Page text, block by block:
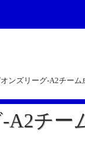
ンズリーグ-A2チーム
A2チー